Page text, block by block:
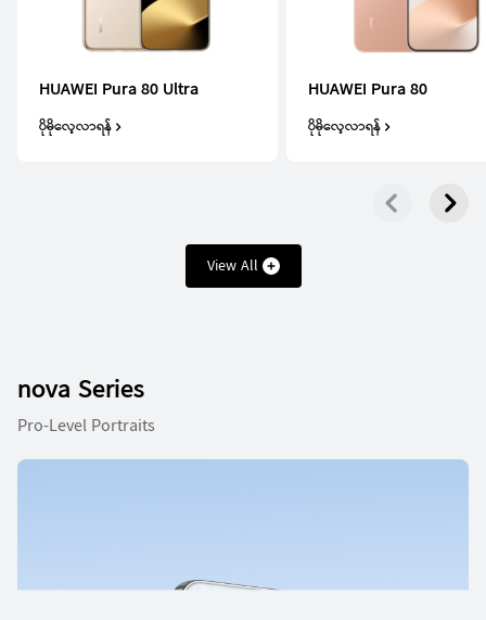
HUAWEI Pura 80 Ultra
ပိုမိုလေ့လာရန်
HUAWEI Pura 80
ပိုမိုလေ့လာရန်
View All
nova Series
Pro-Level Portraits
Mate Series
HUAWEI Mate X7
HUAWEI Mate 50 Pro